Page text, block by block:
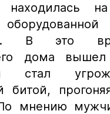
находилась
В это
дома
стал
битой,
мнению